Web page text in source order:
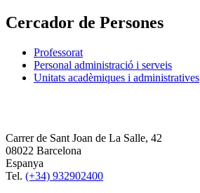
Cercador de Persones
Professorat
Personal administració i serveis
Unitats acadèmiques i administratives
Carrer de Sant Joan de La Salle, 42
08022 Barcelona
Espanya
Tel. (+34) 932902400